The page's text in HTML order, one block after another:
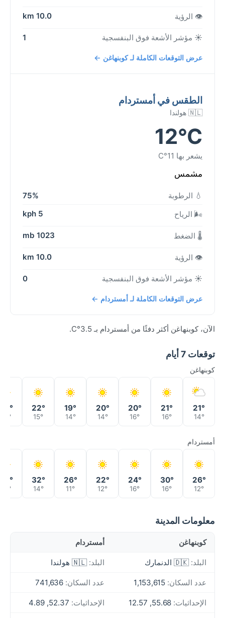
👁️ الرؤية 10.0 km
☀️ مؤشر الأشعة فوق البنفسجية 1
عرض التوقعات الكاملة لـ كوبنهاغن ←
الطقس في أمستردام
🇳🇱 هولندا
12°C
يشعر بها 11°C
مشمس
💧 الرطوبة
75%
🌬️ الرياح
5 kph
🌡️ الضغط 1023 mb
👁️ الرؤية 10.0 km
☀️ مؤشر الأشعة فوق البنفسجية 0
عرض التوقعات الكاملة لـ أمستردام ←
الآن، كوبنهاغن أكثر دفئًا من أمستردام بـ 3.5°C.
توقعات 7 أيام
كوبنهاغن
21°
14°
21°
16°
20°
16°
20°
14°
19°
14°
22°
15°
18°
أمستردام
26°
12°
30°
16°
24°
16°
22°
12°
26°
11°
32°
14°
18°
معلومات المدينة
كوبنهاغن أمستردام
البلد: 🇩🇰 الدنمارك البلد: 🇳🇱 هولندا
عدد السكان: عدد السكان:
الإحداثيات: الإحداثيات: